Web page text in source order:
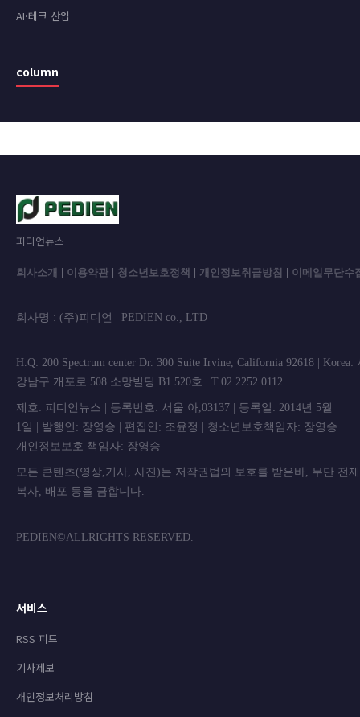
AI·테크 산업
column
피디언뉴스
회사소개 이용약관 청소년보호정책 개인정보취급방침 이메일무단수
회사명 : (주)피디언 | PEDIEN co.,
H.Q: 200 Spectrum center Dr. 300 Suite Irvine, California 92618 | Korea:
강남구 개포로 508 소망빌딩 B1 520호 | T.02.2252.0112
제호: 피디언뉴스 | 등록번호: 서울 아,03137 | 등록일: 2014년 5월
1일 | 발행인: 장영승 | 편집인: 조윤정 | 청소년보호책임자: 장영승 |
개인정보보호 책임자: 장영승
모든 콘텐츠(영상,기사, 사진)는 저작권법의 보호를 받은바, 무단 전
복사, 배포 등을 금합니
PEDIEN©ALLRIGHTS RESERVED.
서비스
RSS 피드
기사제보
개인정보처리방침